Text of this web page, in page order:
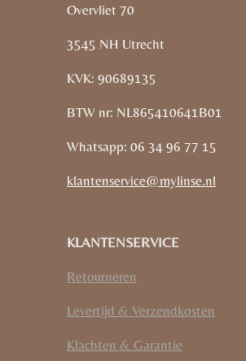
Overvliet 70
3545 NH Utrecht
KVK: 90689135
BTW nr: NL865410641B01
Whatsapp: 06 34 96 77 15
klantenservice@mylinse.nl
KLANTENSERVICE
Retourneren
Levertijd & Verzendkosten
Klachten & Garantie